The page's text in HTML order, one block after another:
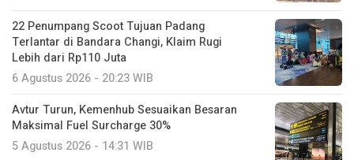
22 Penumpang Scoot Tujuan Padang
Terlantar di Bandara Changi, Klaim Rugi
Lebih dari Rp110 Juta
6 Agustus 2026 - 20:23 WIB
Avtur Turun, Kemenhub Sesuaikan Besaran
Maksimal Fuel Surcharge 30%
5 Agustus 2026 - 14:31 WIB